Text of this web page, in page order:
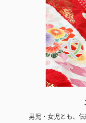
男児・女児とも、